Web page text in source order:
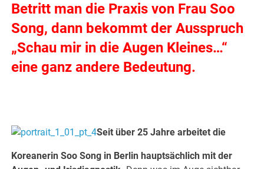
Betritt man die Praxis von Frau Soo
Song, dann bekommt der Ausspruch
„Schau mir in die Augen Kleines…“
eine ganz andere Bedeutung.
Seit über 25 Jahre arbeitet die
Koreanerin Soo Song in Berlin hauptsächlich mit der